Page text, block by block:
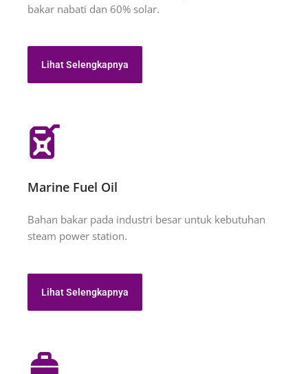
bakar nabati dan 60% solar.
Lihat Selengkapnya
Marine Fuel Oil
Bahan bakar pada industri besar untuk kebutuhan
steam power station.
Lihat Selengkapnya